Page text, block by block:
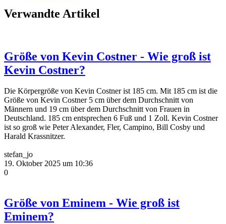
Verwandte Artikel
Größe von Kevin Costner - Wie groß ist
Kevin Costner?
Die Körpergröße von Kevin Costner ist 185 cm. Mit 185 cm ist die
Größe von Kevin Costner 5 cm über dem Durchschnitt von
Männern und 19 cm über dem Durchschnitt von Frauen in
Deutschland. 185 cm entsprechen 6 Fuß und 1 Zoll. Kevin Costner
ist so groß wie Peter Alexander, Fler, Campino, Bill Cosby und
Harald Krassnitzer.
stefan_jo
19. Oktober 2025 um 10:36
0
Größe von Eminem - Wie groß ist
Eminem?